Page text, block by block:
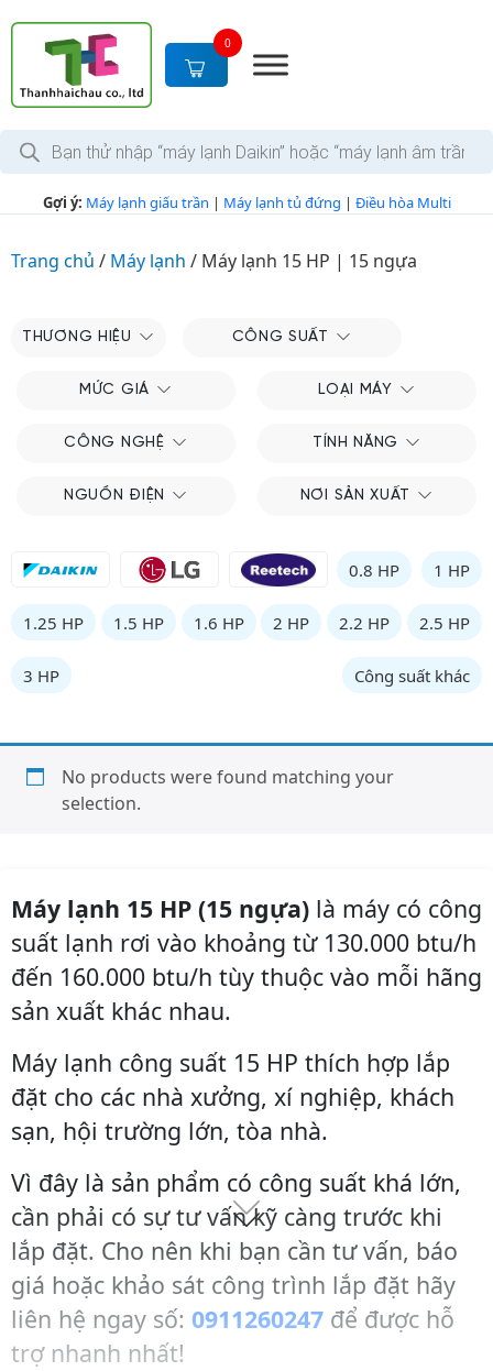
c
0
T
m
i Gợi ý: Máy lạnh giấu trần | Máy lạnh tủ đứng | Điều hòa Multi
Trang chủ / Máy lạnh / Máy lạnh 15 HP | 15 ngựa
THƯƠNG HIỆU CÔNG SUẤT
MỨC GIÁ LOẠI MÁY
CÔNG NGHỆ TÍNH NĂNG
NGUỒN ĐIỆN NƠI SẢN XUẤT
0.8 HP 1 HP
1.25 HP 1.5 HP 1.6 HP 2 HP 2.2 HP 2.5 HP
3 HP Công suất khác
No products were found matching your
selection.
Máy lạnh 15 HP (15 ngựa) là máy có công
suất lạnh rơi vào khoảng từ 130.000 btu/h
đến 160.000 btu/h tùy thuộc vào mỗi hãng
sản xuất khác nhau.
Máy lạnh công suất 15 HP thích hợp lắp
đặt cho các nhà xưởng, xí nghiệp, khách
sạn, hội trường lớn, tòa nhà.
Vì đây là sản phẩm có công suất khá lớn,
cần phải có sự tư vấn kỹ càng trước khi
lắp đặt. Cho nên khi bạn cần tư vấn, báo
giá hoặc khảo sát công trình lắp đặt hãy
liên hệ ngay số: 0911260247 để được hỗ
trợ nhanh nhất!